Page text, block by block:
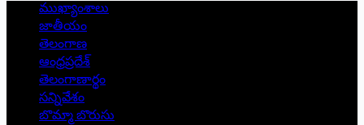
ముఖ్యాంశాలు
జాతీయం
తెలంగాణ
ఆంధ్రప్రదేశ్
తెలంగాణార్థం
సన్నివేశం
బొమ్మా బొరుసు